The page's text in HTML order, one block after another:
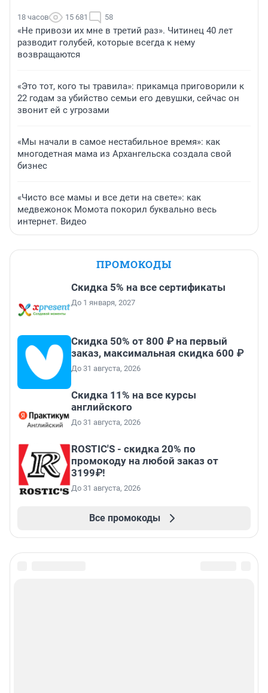
18 часов 15 681 58
«Не привози их мне в третий раз». Читинец 40 лет
разводит голубей, которые всегда к нему
возвращаются
«Это тот, кого ты травила»: прикамца приговорили к
22 годам за убийство семьи его девушки, сейчас он
звонит ей с угрозами
«Мы начали в самое нестабильное время»: как
многодетная мама из Архангельска создала свой
бизнес
«Чисто все мамы и все дети на свете»: как
медвежонок Момота покорил буквально весь
интернет. Видео
ПРОМОКОДЫ
Скидка 5% на все сертификаты
До 1 января, 2027
Скидка 50% от 800 ₽ на первый
заказ, максимальная скидка 600 ₽
До 31 августа, 2026
Скидка 11% на все курсы
английского
До 31 августа, 2026
ROSTIC'S - скидка 20% по
промокоду на любой заказ от
3199₽!
До 31 августа, 2026
Все промокоды